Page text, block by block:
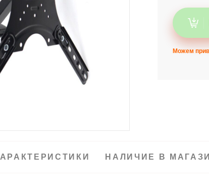
Можем
НАЛИЧИЕ В